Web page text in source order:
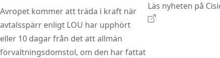
Avropet kommer att träda i kraft när
avtalsspärr enligt LOU har upphört
eller 10 dagar från det att allmän
förvaltningsdomstol, om den har fattat
Läs nyheten på